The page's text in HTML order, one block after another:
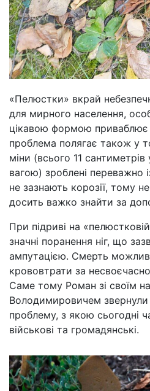
«Пелюстки» вкрай
для мирного населення,
цікавою формою приваблює
проблема полягає також у
міни (всього 11
вагою) зроблені переважно
не зазнають корозії, тому
досить важко знайти за
При підриві на
значні поранення ніг, що
ампутацією. Смерть
крововтрати за
Саме тому Роман зі своїм
Володимировичем звернули
проблему, з якою сьогодні
військові та громадянські.